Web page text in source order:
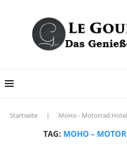
Startseite | MoHo - Motorrad
TAG: MOHO –